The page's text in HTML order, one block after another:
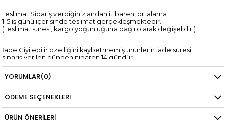
Teslimat:Sipariş verdiğiniz andan itibaren, ortalama
1-5 iş günü içerisinde teslimat gerçekleşmektedir.
(Teslimat süresi, kargo yoğunluğuna bağlı olarak değişebilir.)
İade:Giyilebilir özelliğini kaybetmemiş ürünlerin iade süresi
sipariş verilen günden itibaren 14 gündür.
*Kredi kartına yapılan iadelerin kredi kartı hesaplarına yansıma
süresi,
ilgili bankanın tasarrufundadır.
YORUMLAR(0)
ÖDEME SEÇENEKLERI
ÜRÜN ÖNERILERI